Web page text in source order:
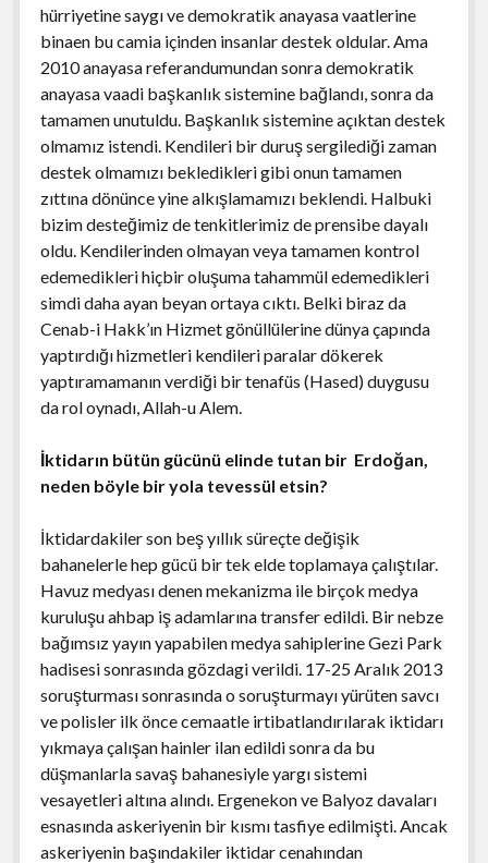
hürriyetine saygı ve demokratik anayasa vaatlerine
binaen bu camia içinden insanlar destek oldular. Ama
2010 anayasa referandumundan sonra demokratik
anayasa vaadi başkanlık sistemine bağlandı, sonra da
tamamen unutuldu. Başkanlık sistemine açıktan destek
olmamız istendi. Kendileri bir duruş sergilediği zaman
destek olmamızı bekledikleri gibi onun tamamen
zıttına dönünce yine alkışlamamızı beklendi. Halbuki
bizim desteğimiz de tenkitlerimiz de prensibe dayalı
oldu. Kendilerinden olmayan veya tamamen kontrol
edemedikleri hiçbir oluşuma tahammül edemedikleri
simdi daha ayan beyan ortaya cıktı. Belki biraz da
Cenab-i Hakk’ın Hizmet gönüllülerine dünya çapında
yaptırdığı hizmetleri kendileri paralar dökerek
yaptıramamanın verdiği bir tenafüs (Hased) duygusu
da rol oynadı, Allah-u Alem.
İktidarın bütün gücünü elinde tutan bir Erdoğan,
neden böyle bir yola tevessül etsin?
İktidardakiler son beş yıllık süreçte değişik
bahanelerle hep gücü bir tek elde toplamaya çalıştılar.
Havuz medyası denen mekanizma ile birçok medya
kuruluşu ahbap iş adamlarına transfer edildi. Bir nebze
bağımsız yayın yapabilen medya sahiplerine Gezi Park
hadisesi sonrasında gözdagi verildi. 17-25 Aralık 2013
soruşturması sonrasında o soruşturmayı yürüten savcı
ve polisler ilk önce cemaatle irtibatlandırılarak iktidarı
yıkmaya çalışan hainler ilan edildi sonra da bu
düşmanlarla savaş bahanesiyle yargı sistemi
vesayetleri altına alındı. Ergenekon ve Balyoz davaları
esnasında askeriyenin bir kısmı tasfiye edilmişti. Ancak
askeriyenin başındakiler iktidar cenahından